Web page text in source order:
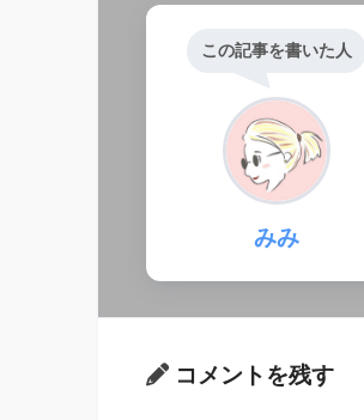
この記事を書いた人
みみ
コメントを残す